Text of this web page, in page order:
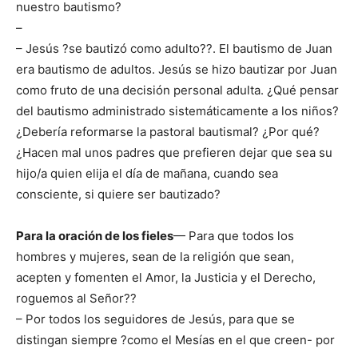
nuestro bautismo?
–
– Jesús ?se bautizó como adulto??. El bautismo de Juan
era bautismo de adultos. Jesús se hizo bautizar por Juan
como fruto de una decisión personal adulta. ¿Qué pensar
del bautismo administrado sistemáticamente a los niños?
¿Debería reformarse la pastoral bautismal? ¿Por qué?
¿Hacen mal unos padres que prefieren dejar que sea su
hijo/a quien elija el día de mañana, cuando sea
consciente, si quiere ser bautizado?
Para la oración de los fieles— Para que todos los
hombres y mujeres, sean de la religión que sean,
acepten y fomenten el Amor, la Justicia y el Derecho,
roguemos al Señor??
– Por todos los seguidores de Jesús, para que se
distingan siempre ?como el Mesías en el que creen- por